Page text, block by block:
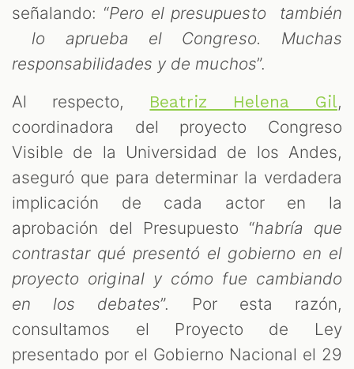
señalando: “Pero el presupuesto también
lo aprueba el Congreso. Muchas
responsabilidades y de muchos”.
Al respecto, Beatriz Helena Gil,
coordinadora del proyecto Congreso
Visible de la Universidad de los Andes,
aseguró que para determinar la verdadera
implicación de cada actor en la
aprobación del Presupuesto “habría que
contrastar qué presentó el gobierno en el
proyecto original y cómo fue cambiando
en los debates”. Por esta razón,
consultamos el Proyecto de Ley
presentado por el Gobierno Nacional el 29